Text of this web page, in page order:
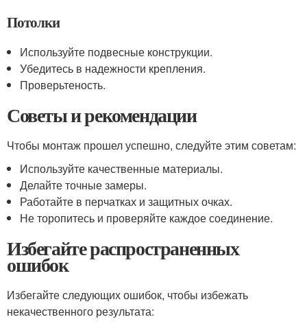
Потолки
Используйте подвесные конструкции.
Убедитесь в надежности крепления.
Проверьтеность.
Советы и рекомендации
Чтобы монтаж прошел успешно, следуйте этим советам:
Используйте качественные материалы.
Делайте точные замеры.
Работайте в перчатках и защитных очках.
Не торопитесь и проверяйте каждое соединение.
Избегайте распространенных
ошибок
Избегайте следующих ошибок, чтобы избежать
некачественного результата: